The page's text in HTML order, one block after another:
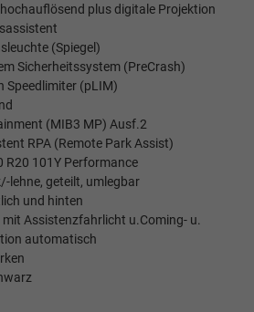
plus digitale Projektion
(Spiegel)
Sicherheitssystem (PreCrash)
Speedlimiter (pLIM)
(MIB3 MP) Ausf.2
RPA (Remote Park Assist)
R20 101Y Performance
lehne, geteilt, umlegbar
und hinten
Assistenzfahrlicht u.Coming- u.
automatisch